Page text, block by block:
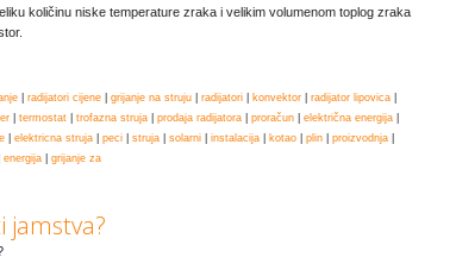
količinu niske temperature zraka i velikim volumenom toplog zraka
radijatori cijene grijanje na struju radijatori konvektor radijator lipovica
termostat trofazna struja prodaja radijatora proračun električna energija
elektricna struja peci struja solarni instalacija kotao plin proizvodnja
energija grijanje za
jamstva?